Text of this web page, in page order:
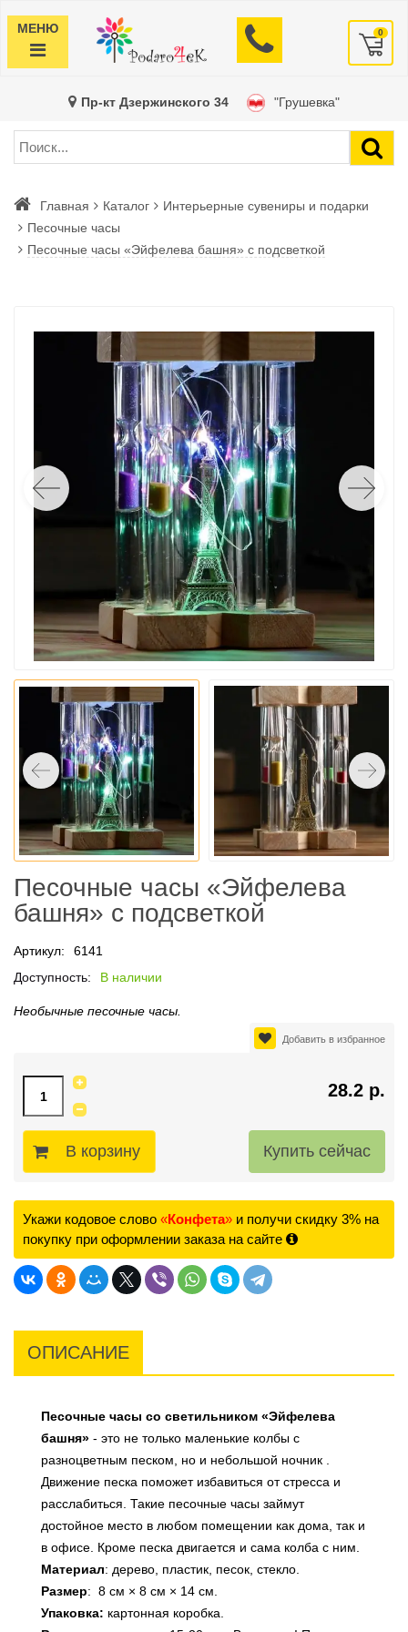
МЕНЮ 0
Пр-кт Дзержинского 34 "Грушевка"
Главная Каталог
Интерьерные сувениры и подарки
Песочные часы
Песочные часы «Эйфелева башня» с подсветкой
Песочные часы «Эйфелева
башня» с подсветкой
Артикул:
6141
Доступность:
В наличии
Необычные песочные часы.
Добавить в избранное
28.2 р.
В корзину
Укажи кодовое слово «Конфета» и получи скидку 3% на
покупку при оформлении заказа на сайте
ОПИСАНИЕ
Песочные часы со светильником «Эйфелева
башня» - это не только маленькие колбы с
разноцветным песком, но и небольшой ночник .
Движение песка поможет избавиться от стресса и
расслабиться. Такие песочные часы займут
достойное место в любом помещении как дома, так и
в офисе. Кроме песка двигается и сама колба с ним.
Материал: дерево, пластик, песок, стекло.
Размер: 8 см × 8 см × 14 см.
Упаковка: картонная коробка.